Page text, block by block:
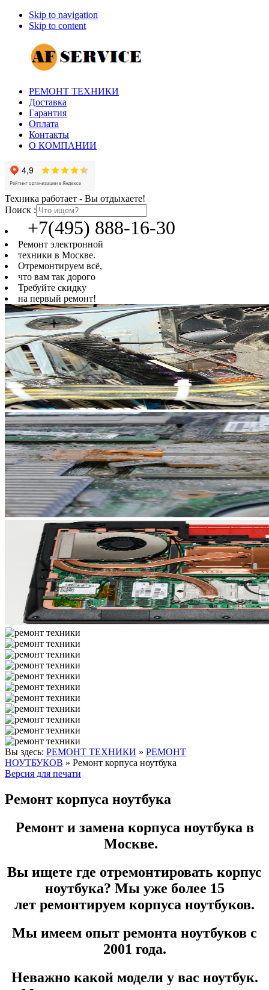
Skip to navigation
Skip to content
РЕМОНТ ТЕХНИКИ
Доставка
Гарантия
Оплата
Контакты
О КОМПАНИИ
Техника работает - Вы отдыхаете!
Поиск :
+7(495) 888-16-30
Ремонт электронной
техники в Москве.
Отремонтируем всё,
что вам так дорого
Требуйте скидку
на первый ремонт!
Вы здесь: РЕМОНТ ТЕХНИКИ » РЕМОНТ
НОУТБУКОВ » Ремонт корпуса ноутбука
Версия для печати
Ремонт корпуса ноутбука
Ремонт и замена корпуса ноутбука в
Москве.
Вы ищете где отремонтировать корпус
ноутбука? Мы уже более 15
лет ремонтируем корпуса ноутбуков.
Мы имеем опыт ремонта ноутбуков с
2001 года.
Неважно какой модели у вас ноутбук.